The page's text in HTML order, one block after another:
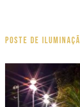
Poste de